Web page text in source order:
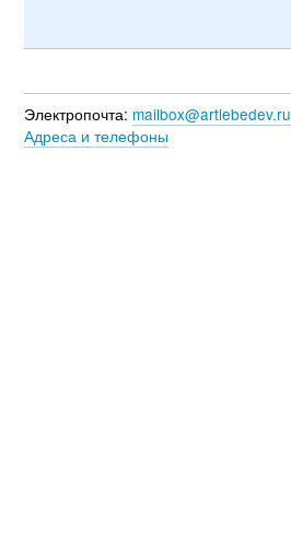
Электропочта: mailbox@artlebedev.ru
Адреса и телефоны